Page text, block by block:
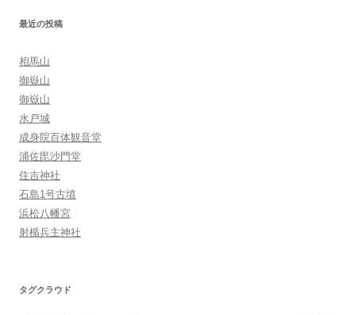
シ
ン
最近の投稿
相馬山
御嶽山
御嶽山
水戸城
成身院百体観音堂
浦佐毘沙門堂
住吉神社
石島1号古墳
浜松八幡宮
射楯兵主神社
タグクラウド